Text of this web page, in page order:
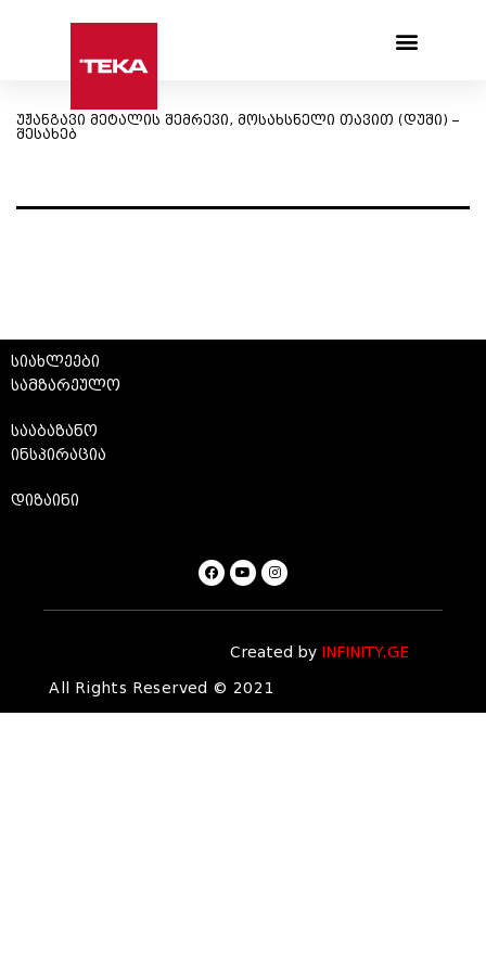
უჟანგავი მეტალის შემრევი, მოსახსნელი თავით (დუში) –
შესახებ
სიახლეები
სამზარეულო
სააბაზანო
ინსპირაცია
დიზაინი
Created by INFINITY.GE
All Rights Reserved © 2021